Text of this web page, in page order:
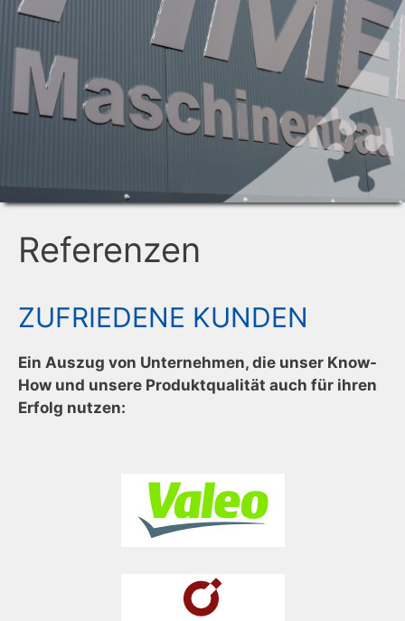
Referenzen
ZUFRIEDENE KUNDEN
Ein Auszug von Unternehmen, die unser Know-
How und unsere Produktqualität auch für ihren
Erfolg nutzen: